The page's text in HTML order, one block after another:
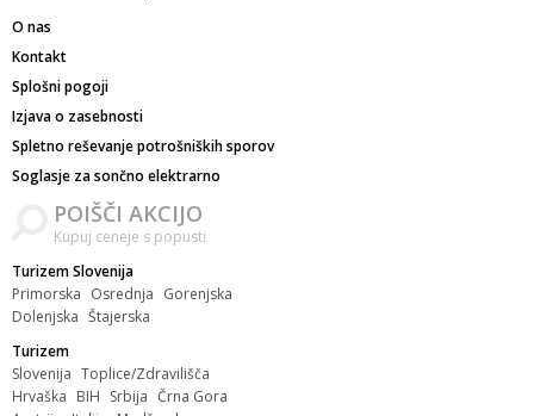
O nas
Kontakt
Splošni pogoji
Izjava o zasebnosti
Spletno reševanje potrošniških sporov
Soglasje za sončno elektrarno
POIŠČI AKCIJO
Kupuj ceneje s popusti
Turizem Slovenija
Primorska Osrednja Gorenjska
Dolenjska Štajerska
Turizem
Slovenija Toplice/Zdravilišča
Hrvaška BIH Srbija Črna Gora